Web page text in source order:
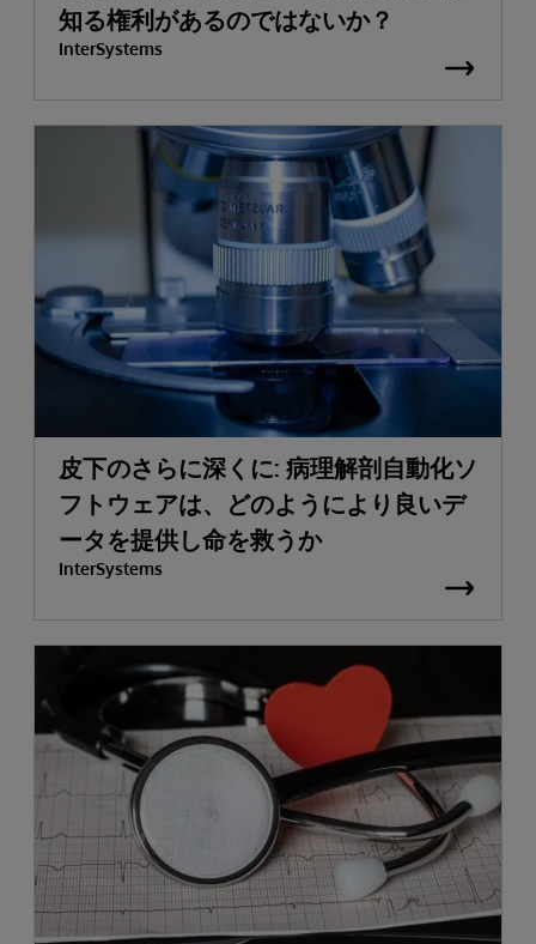
知る権利があるのではないか？
InterSystems
皮下のさらに深くに: 病理解剖自動化ソ
フトウェアは、どのようにより良いデ
ータを提供し命を救うか
InterSystems